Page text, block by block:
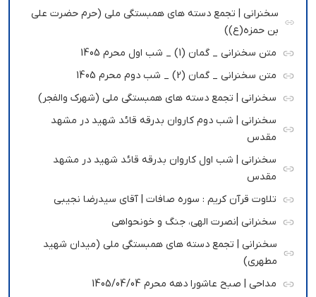
سخنرانی | تجمع دسته های همبستگی ملی (حرم حضرت علی
بن حمزه(ع))
متن سخنرانی _ گمان (1) _ شب اول محرم 1405
متن سخنرانی _ گمان (2) _ شب دوم محرم 1405
سخنرانی | تجمع دسته های همبستگی ملی (شهرک والفجر)
سخنرانی | شب دوم کاروان بدرقه قائد شهید در مشهد
مقدس
سخنرانی | شب اول کاروان بدرقه قائد شهید در مشهد
مقدس
تلاوت قرآن کریم : سوره صافات | آقای سیدرضا نجیبی
سخنرانی |نصرت الهی، جنگ و خونحواهی
سخنرانی | تجمع دسته های همبستگی ملی (میدان شهید
مطهری)
مداحی | صبح عاشورا دهه محرم 1405/04/04